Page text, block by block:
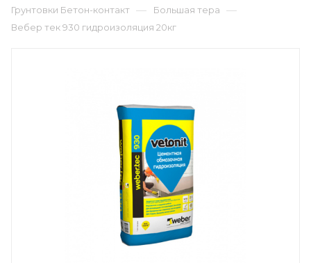
Грунтовки Бетон-контакт — Большая тера —
Вебер тек 930 гидроизоляция 20кг